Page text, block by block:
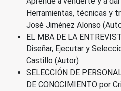
Herramientas, técnicas y
José Jiménez Alonso
EL MBA DE LA
Diseñar, Ejecutar y
Castillo (Autor)
SELECCIÓN DE
DE CONOCIMIENTO por